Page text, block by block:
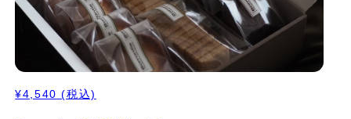
¥4,540 (税込)